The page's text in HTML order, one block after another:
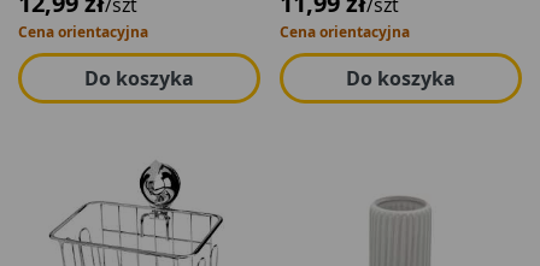
Cena orientacyjna
Do koszyka
Cena orientacyjna
Do koszyka